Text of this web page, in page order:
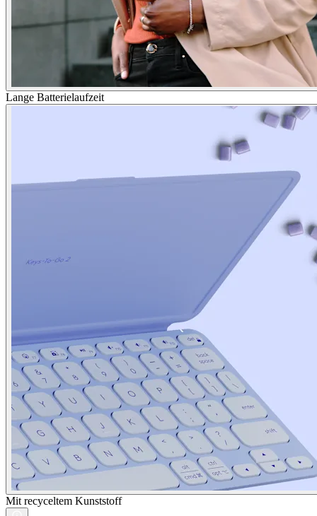
Lange Batterielaufzeit
Mit recyceltem Kunststoff